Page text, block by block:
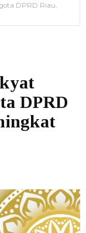
DPRD Riau,
DPRD